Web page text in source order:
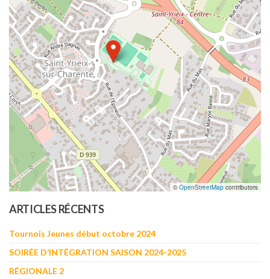
©OpenStreetMap contributors
ARTICLES RÉCENTS
Tournois Jeunes début octobre 2024
SOIRÉE D’INTÉGRATION SAISON 2024-2025
RÉGIONALE 2